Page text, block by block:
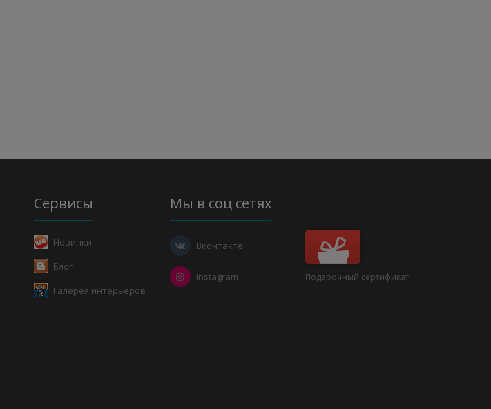
Сервисы
Новинки
Блог
Галерея интерьеров
Мы в соц сетях
Вконтакте
Instagram Подарочный сертификат